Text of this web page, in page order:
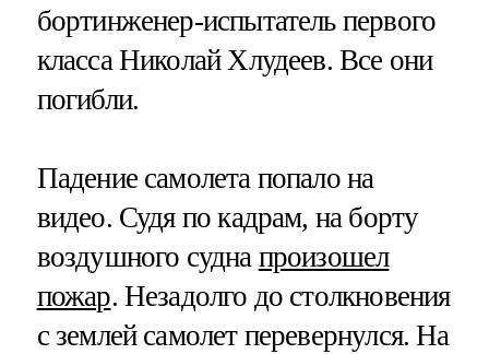
бортинженер-испытатель первого
класса Николай Хлудеев. Все они
погибли.
Падение самолета попало на
видео. Судя по кадрам, на борту
воздушного судна произошел
пожар. Незадолго до столкновения
с землей самолет перевернулся. На